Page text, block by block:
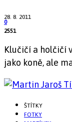
28. 8. 2011
0
2551
Klučičí a holčičí
jako koně, ale
ŠTÍTKY
FOTKY